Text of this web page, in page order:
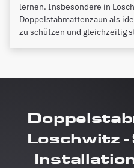
lernen. Insbesondere in
Doppelstabmattenzaun als
zu schützen und gleichzeitig
Loschwitz